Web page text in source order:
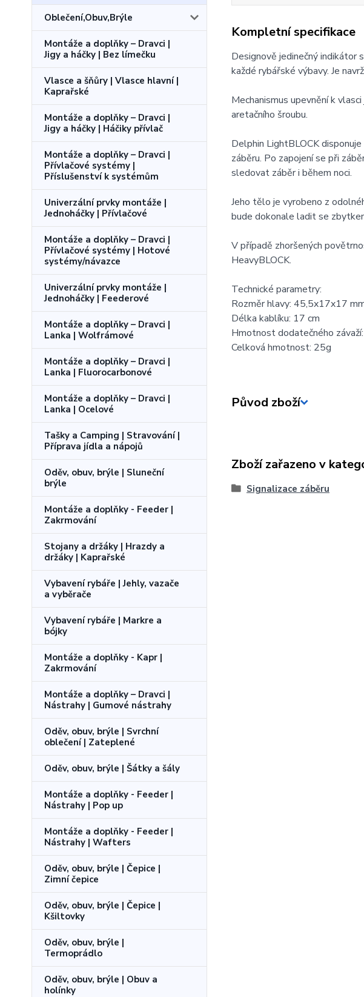
Oblečení,Obuv,Brýle
Montáže a doplňky – Dravci |
Jigy a háčky | Bez límečku
Vlasce a šňůry | Vlasce hlavní |
Kaprařské
Montáže a doplňky – Dravci |
Jigy a háčky | Háčiky přívlač
Montáže a doplňky – Dravci |
Přívlačové systémy |
Příslušenství k systémům
Univerzální prvky montáže |
Jednoháčky | Přívlačové
Montáže a doplňky – Dravci |
Přívlačové systémy | Hotové
systémy/návazce
Univerzální prvky montáže |
Jednoháčky | Feederové
Montáže a doplňky – Dravci |
Lanka | Wolfrámové
Montáže a doplňky – Dravci |
Lanka | Fluorocarbonové
Montáže a doplňky – Dravci |
Lanka | Ocelové
Tašky a Camping | Stravování |
Příprava jídla a nápojů
Oděv, obuv, brýle | Sluneční
brýle
Montáže a doplňky - Feeder |
Zakrmování
Stojany a držáky | Hrazdy a
držáky | Kaprařské
Vybavení rybáře | Jehly, vazače
a vyběrače
Vybavení rybáře | Markre a
bójky
Montáže a doplňky - Kapr |
Zakrmování
Montáže a doplňky – Dravci |
Nástrahy | Gumové nástrahy
Oděv, obuv, brýle | Svrchní
oblečení | Zateplené
Oděv, obuv, brýle | Šátky a šály
Montáže a doplňky - Feeder |
Nástrahy | Pop up
Montáže a doplňky - Feeder |
Nástrahy | Wafters
Oděv, obuv, brýle | Čepice |
Zimní čepice
Oděv, obuv, brýle | Čepice |
Kšiltovky
Oděv, obuv, brýle |
Termoprádlo
Oděv, obuv, brýle | Obuv a
holínky
Kompletní specifikace
Designově jedinečný indikátor
každé rybářské výbavy. Je
Mechanismus upevnění k
aretačního šroubu.
Delphin LightBLOCK
záběru. Po zapojení se při
sledovat záběr i během noci.
Jeho tělo je vyrobeno z
bude dokonale ladit se
V případě zhoršených
HeavyBLOCK.
Technické parametry:
Rozměr hlavy: 45,5x17x17
Délka kablíku: 17 cm
Hmotnost dodatečného
Celková hmotnost: 25g
Původ zboží
Zboží zařazeno v
Signalizace záběru